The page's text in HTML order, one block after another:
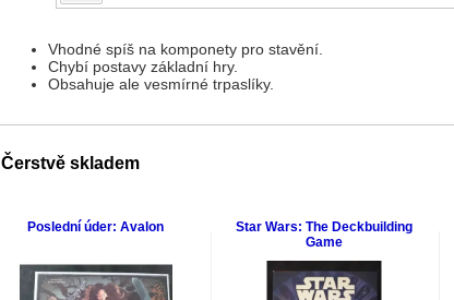
Vhodné spíš na komponety pro stavění.
Chybí postavy základní hry.
Obsahuje ale vesmírné trpaslíky.
Čerstvě skladem
Poslední úder: Avalon
Star Wars: The Deckbuilding
Game